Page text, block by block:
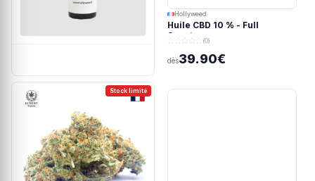
Hollyweed
Huile CBD 10 % - Full
Spectrum
(0)
dès39.90€
Stock limité